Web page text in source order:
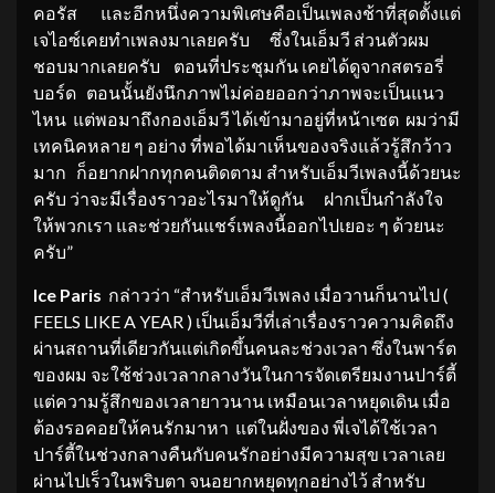
คอรัส และอีกหนึ่งความพิเศษคือเป็นเพลงช้าที่สุดตั้งแต่
เจไอซ์เคยทำเพลงมาเลยครับ ซึ่งในเอ็มวี ส่วนตัวผม
ชอบมากเลยครับ ตอนที่ประชุมกัน เคยได้ดูจากสตรอรี่
บอร์ด ตอนนั้นยังนึกภาพไม่ค่อยออกว่าภาพจะเป็นแนว
ไหน แต่พอมาถึงกองเอ็มวี ได้เข้ามาอยู่ที่หน้าเซต ผมว่ามี
เทคนิคหลาย ๆ อย่าง ที่พอได้มาเห็นของจริงแล้วรู้สึกว้าว
มาก ก็อยากฝากทุกคนติดตาม สำหรับเอ็มวีเพลงนี้ด้วยนะ
ครับ ว่าจะมีเรื่องราวอะไรมาให้ดูกัน ฝากเป็นกำลังใจ
ให้พวกเรา และช่วยกันแชร์เพลงนี้ออกไปเยอะ ๆ ด้วยนะ
ครับ”
Ice Paris กล่าวว่า “สำหรับเอ็มวีเพลง เมื่อวานก็นานไป (
FEELS LIKE A YEAR ) เป็นเอ็มวีที่เล่าเรื่องราวความคิดถึง
ผ่านสถานที่เดียวกันแต่เกิดขึ้นคนละช่วงเวลา ซึ่งในพาร์ต
ของผม จะใช้ช่วงเวลากลางวันในการจัดเตรียมงานปาร์ตี้
แต่ความรู้สึกของเวลายาวนาน เหมือนเวลาหยุดเดิน เมื่อ
ต้องรอคอยให้คนรักมาหา แต่ในฝั่งของ พี่เจได้ใช้เวลา
ปาร์ตี้ในช่วงกลางคืนกับคนรักอย่างมีความสุข เวลาเลย
ผ่านไปเร็วในพริบตา จนอยากหยุดทุกอย่างไว้ สำหรับ